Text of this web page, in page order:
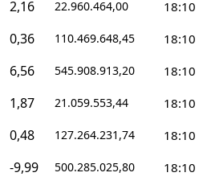
Zonguldak
Aksaray
Bayburt
Karaman
Kırıkkale
Batman
2,16 22.960.464,00 18:10
0,36 110.469.648,45 18:10
6,56 545.908.913,20 18:10
1,87 21.059.553,44 18:10
0,48 127.264.231,74 18:10
-9,99 500.285.025,80 18:10